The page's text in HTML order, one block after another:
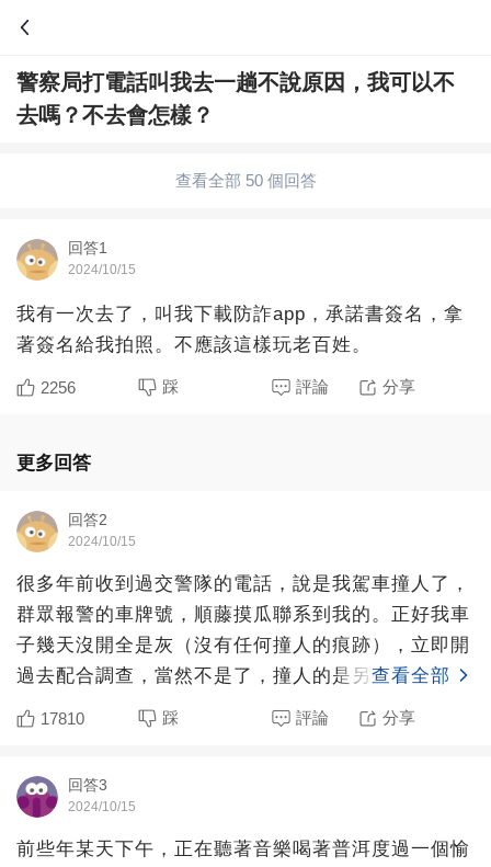
警察局打電話叫我去一趟不說原因，我可以不
去嗎？不去會怎樣？
查看全部 50 個回答
回答1
2024/10/15
我有一次去了，叫我下載防詐app，承諾書簽名，拿
著簽名給我拍照。不應該這樣玩老百姓。
2256 踩 評論 分享
更多回答
回答2
2024/10/15
很多年前收到過交警隊的電話，說是我駕車撞人了，
群眾報警的車牌號，順藤摸瓜聯系到我的。正好我車
子幾天沒開全是灰（沒有任何撞人的痕跡），立即開
過去配合調查，當然不是了，撞人的是另外一個品牌
的豪車，套牌了，
查看全部
17810 踩 評論 分享
回答3
2024/10/15
前些年某天下午，正在聽著音樂喝著普洱度過一個愉
問答